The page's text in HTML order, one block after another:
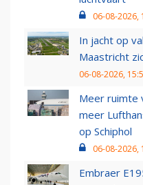
06-08-2026,
In jacht op
Maastricht
06-08-2026,
Meer ruimte
meer
op Schiphol
06-08-2026,
Embraer